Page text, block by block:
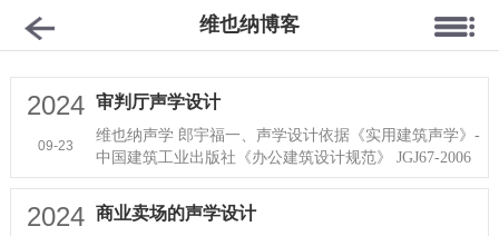
维也纳博客
2024
09-23
审判厅声学设计
维也纳声学 郎宇福一、声学设计依据《实用建筑声学》-
中国建筑工业出版社《办公建筑设计规范》 JGJ67-2006
《民用建筑隔声设计规···
2024 商业卖场的声学设计